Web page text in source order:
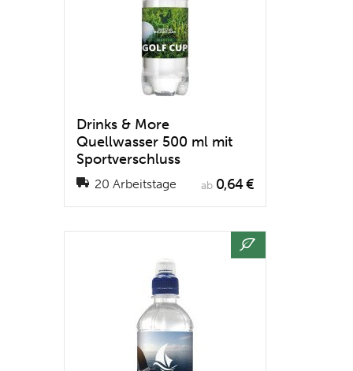
Drinks & More
Quellwasser 500 ml mit
Sportverschluss
20 Arbeitstage ab 0,64 €